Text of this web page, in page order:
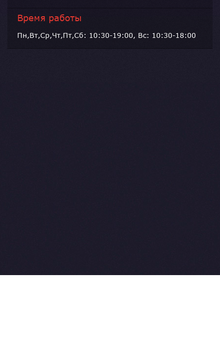
Время работы
Пн,Вт,Ср,Чт,Пт,Сб: 10:30-19:00, Вс: 10:30-18:00